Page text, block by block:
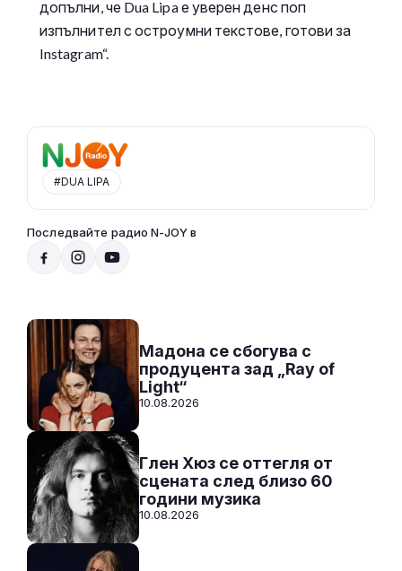
допълни, че Dua Lipa е уверен денс поп
изпълнител с остроумни текстове, готови за
Instagram“.
#DUA LIPA
Последвайте радио N-JOY в
СЛУШАЙ
21:00 - 23:59
Мадона се сбогува с
продуцента зад „Ray of
Light“
10.08.2026
Глен Хюз се оттегля от
сцената след близо 60
години музика
10.08.2026